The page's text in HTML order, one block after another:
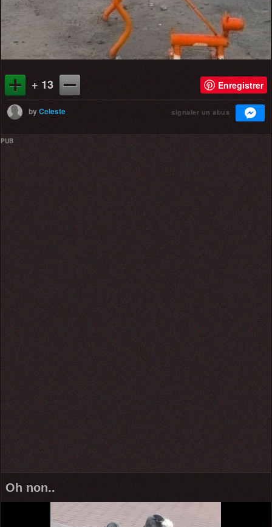
+ 13 Enregistrer
byCeleste signaler un abus
PUB
Oh non..